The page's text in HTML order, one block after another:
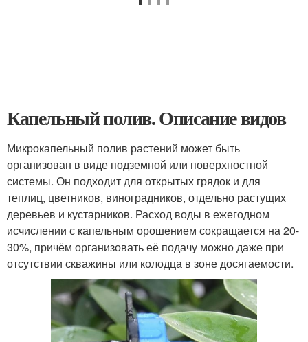
Капельный полив. Описание видов
Микрокапельный полив растений может быть
организован в виде подземной или поверхностной
системы. Он подходит для открытых грядок и для
теплиц, цветников, виноградников, отдельно растущих
деревьев и кустарников. Расход воды в ежегодном
исчислении с капельным орошением сокращается на 20-
30%, причём организовать её подачу можно даже при
отсутствии скважины или колодца в зоне досягаемости.